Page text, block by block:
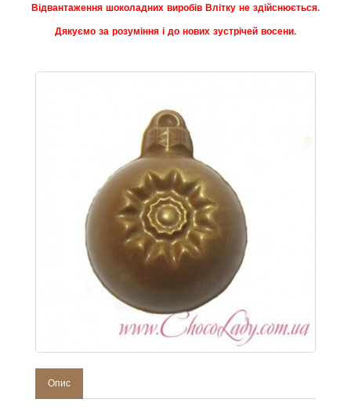
Відвантаження шоколадних виробів Влітку не здійснюється.
Дякуємо за розуміння і до нових зустрічей восени.
Опис